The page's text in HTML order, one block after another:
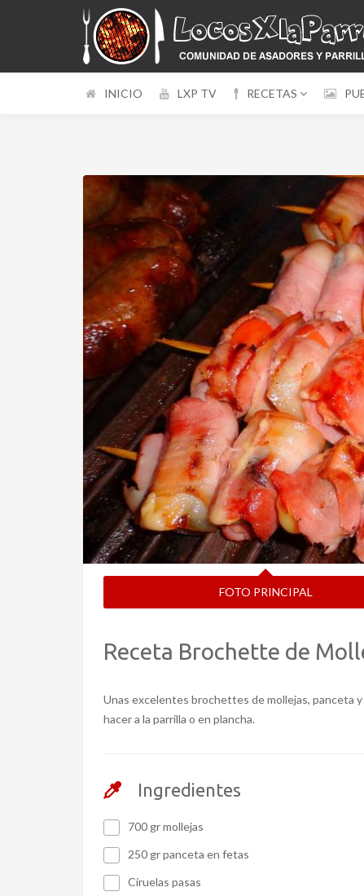
INICIO LXP TV RECETAS
FOTO PRINCIPAL
Receta Brochette de
Unas excelentes brochettes de mollejas, panceta
hacer a la parrilla o en plancha.
Ingredientes
700 gr mollejas
250 gr panceta en fetas
Ciruelas pasas